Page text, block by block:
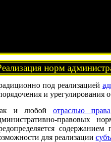
норм
под реализацией
и урегулирования
и любой отраслью права
правовых
для реализации